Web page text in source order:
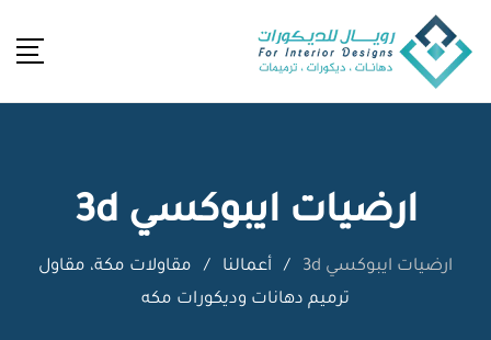
content
ارضيات ايبوكسي 3d
ارضيات ايبوكسي 3d / أعمالنا /
مقاولات مكة، مقاول
ترميم دهانات وديكورات مكه